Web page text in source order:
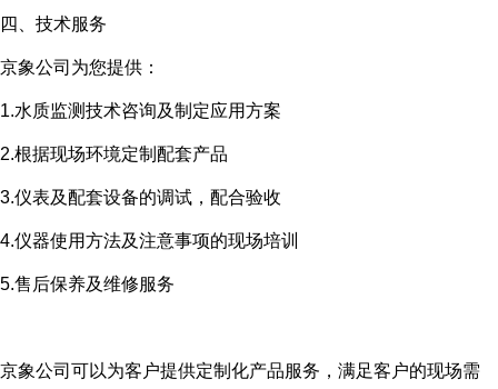
四、技术服务
京象公司为您提供：
1.水质监测技术咨询及制定应用方案
2.根据现场环境定制配套产品
3.仪表及配套设备的调试，配合验收
4.仪器使用方法及注意事项的现场培训
5.售后保养及维修服务
京象公司可以为客户提供定制化产品服务，满足客户的现场需